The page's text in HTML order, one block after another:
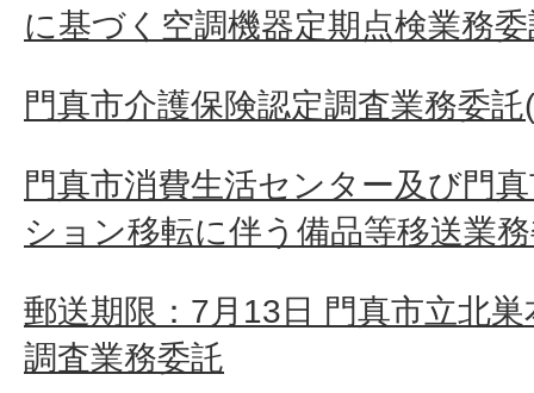
に基づく空調機器定期点検業務
門真市介護保険認定調査業務委
門真市消費生活センター及び門
ション移転に伴う備品等移送業
郵送期限：7月13日 門真市立北
調査業務委託